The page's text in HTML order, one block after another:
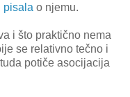
pisala o njemu.
i što praktično nema
se relativno tečno i
potiče asocijacija